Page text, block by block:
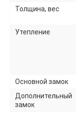
Толщина, вес
Утепление
Основной замок
Дополнительный
замок